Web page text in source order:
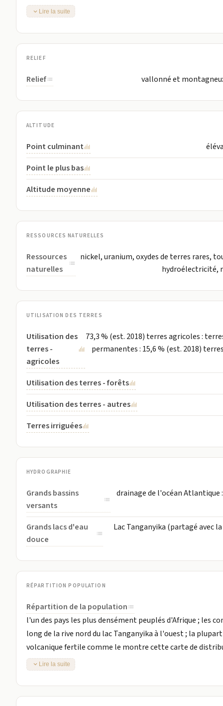
mai et septembre à novembre) et deux saisons sèches
Lire la suite
RELIEF
Relief vallonné et
ALTITUDE
Point culminant
Point le plus bas
Altitude moyenne
RESSOURCES NATURELLES
Ressources
naturelles
nickel, uranium, oxydes de terres rares,
hydroélectricité,
UTILISATION DES TERRES
Utilisation des
terres -
agricoles
73,3 % (est. 2018) terres agricoles :
permanentes : 15,6 % (est. 2018)
Utilisation des terres - forêts
Utilisation des terres - autres
Terres irriguées
HYDROGRAPHIE
Grands bassins
versants
drainage de l'océan Atlantique
Grands lacs d'eau
douce
Lac Tanganyika (partagé avec
RÉPARTITION POPULATION
Répartition de la population
l'un des pays les plus densément peuplés d'Afrique ; les
long de la rive nord du lac Tanganyika à l'ouest ; la
volcanique fertile comme le montre cette carte de
Lire la suite